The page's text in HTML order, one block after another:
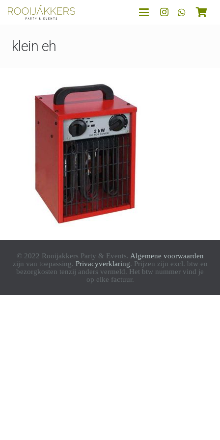
klein eh
© 2022 Rooijakkers Party & Events. Algemene voorwaarden
zijn van toepassing. Privacyverklaring. Prijzen zijn excl. btw en
bezorgkosten tenzij anders vermeld. Het btw nummer vind je
op elke factuur.